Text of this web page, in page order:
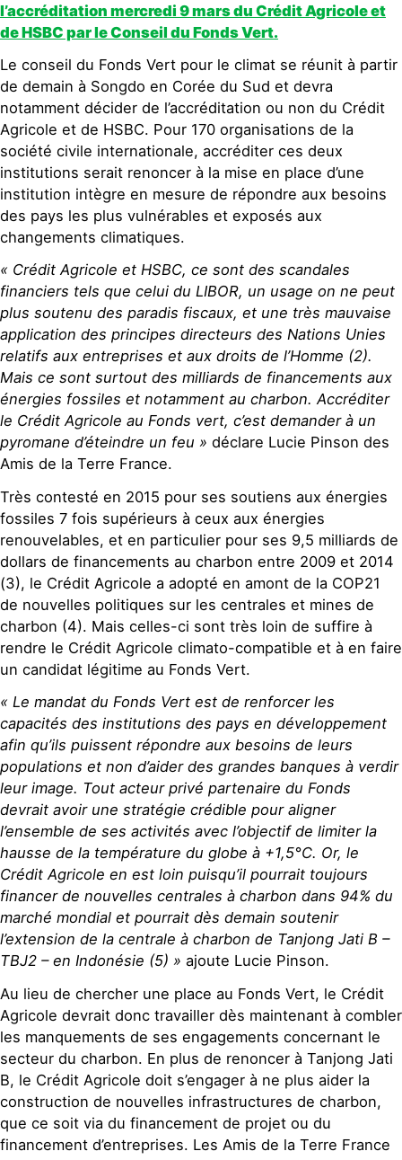
l’accréditation mercredi 9 mars du Crédit Agricole et
de HSBC par le Conseil du Fonds Vert.
Le conseil du Fonds Vert pour le climat se réunit à partir
de demain à Songdo en Corée du Sud et devra
notamment décider de l’accréditation ou non du Crédit
Agricole et de HSBC. Pour 170 organisations de la
société civile internationale, accréditer ces deux
institutions serait renoncer à la mise en place d’une
institution intègre en mesure de répondre aux besoins
des pays les plus vulnérables et exposés aux
changements climatiques.
« Crédit Agricole et HSBC, ce sont des scandales
financiers tels que celui du LIBOR, un usage on ne peut
plus soutenu des paradis fiscaux, et une très mauvaise
application des principes directeurs des Nations Unies
relatifs aux entreprises et aux droits de l’Homme (2).
Mais ce sont surtout des milliards de financements aux
énergies fossiles et notamment au charbon. Accréditer
le Crédit Agricole au Fonds vert, c’est demander à un
pyromane d’éteindre un feu » déclare Lucie Pinson des
Amis de la Terre France.
Très contesté en 2015 pour ses soutiens aux énergies
fossiles 7 fois supérieurs à ceux aux énergies
renouvelables, et en particulier pour ses 9,5 milliards de
dollars de financements au charbon entre 2009 et 2014
(3), le Crédit Agricole a adopté en amont de la COP21
de nouvelles politiques sur les centrales et mines de
charbon (4). Mais celles-ci sont très loin de suffire à
rendre le Crédit Agricole climato-compatible et à en faire
un candidat légitime au Fonds Vert.
« Le mandat du Fonds Vert est de renforcer les
capacités des institutions des pays en développement
afin qu’ils puissent répondre aux besoins de leurs
populations et non d’aider des grandes banques à verdir
leur image. Tout acteur privé partenaire du Fonds
devrait avoir une stratégie crédible pour aligner
l’ensemble de ses activités avec l’objectif de limiter la
hausse de la température du globe à +1,5°C. Or, le
Crédit Agricole en est loin puisqu’il pourrait toujours
financer de nouvelles centrales à charbon dans 94% du
marché mondial et pourrait dès demain soutenir
l’extension de la centrale à charbon de Tanjong Jati B –
TBJ2 – en Indonésie (5) » ajoute Lucie Pinson.
Au lieu de chercher une place au Fonds Vert, le Crédit
Agricole devrait donc travailler dès maintenant à combler
les manquements de ses engagements concernant le
secteur du charbon. En plus de renoncer à Tanjong Jati
B, le Crédit Agricole doit s’engager à ne plus aider la
construction de nouvelles infrastructures de charbon,
que ce soit via du financement de projet ou du
financement d’entreprises. Les Amis de la Terre France